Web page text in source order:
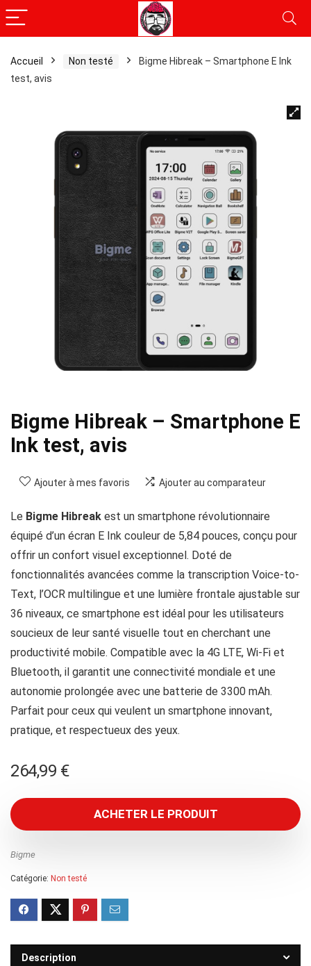
Accueil Non testé
Bigme Hibreak – Smartphone E Ink
test, avis
Bigme Hibreak – Smartphone E
Ink test, avis
Ajouter à mes favoris Ajouter au comparateur
Le Bigme Hibreak est un smartphone révolutionnaire
équipé d’un écran E Ink couleur de 5,84 pouces, conçu pour
offrir un confort visuel exceptionnel. Doté de
fonctionnalités avancées comme la transcription Voice-to-
Text, l’OCR multilingue et une lumière frontale ajustable sur
36 niveaux, ce smartphone est idéal pour les utilisateurs
soucieux de leur santé visuelle tout en cherchant une
productivité mobile. Compatible avec la 4G LTE, Wi-Fi et
Bluetooth, il garantit une connectivité mondiale et une
autonomie prolongée avec une batterie de 3300 mAh.
Parfait pour ceux qui veulent un smartphone innovant,
pratique, et respectueux des yeux.
264,99 €
ACHETER LE PRODUIT
Bigme
Catégorie: Non testé
Description